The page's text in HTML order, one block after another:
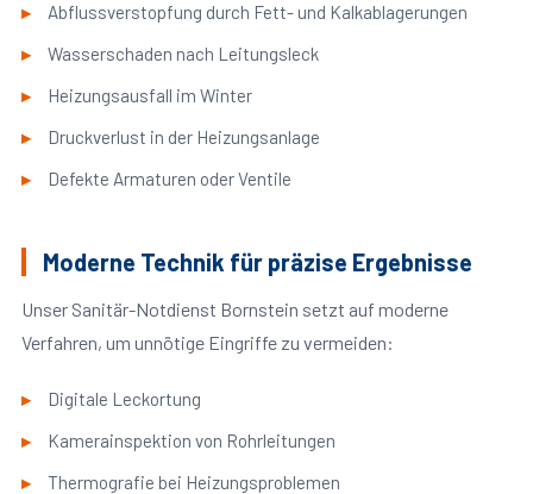
Abflussverstopfung durch Fett- und Kalkablagerungen
Wasserschaden nach Leitungsleck
Heizungsausfall im Winter
Druckverlust in der Heizungsanlage
Defekte Armaturen oder Ventile
Moderne Technik für präzise Ergebnisse
Unser Sanitär-Notdienst Bornstein setzt auf moderne
Verfahren, um unnötige Eingriffe zu vermeiden:
Digitale Leckortung
Kamerainspektion von Rohrleitungen
Thermografie bei Heizungsproblemen